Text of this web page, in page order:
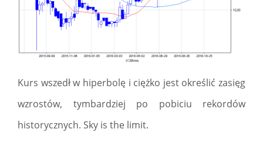
Kurs wszedł w hiperbolę i ciężko jest określić zasięg
wzrostów, tymbardziej po pobiciu rekordów
historycznych. Sky is the limit.